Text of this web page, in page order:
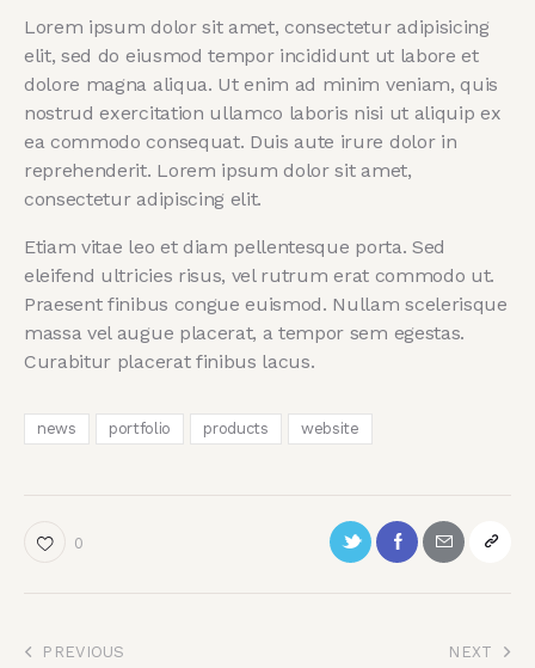
Lorem ipsum dolor sit amet, consectetur adipisicing
elit, sed do eiusmod tempor incididunt ut labore et
dolore magna aliqua. Ut enim ad minim veniam, quis
nostrud exercitation ullamco laboris nisi ut aliquip ex
ea commodo consequat. Duis aute irure dolor in
reprehenderit. Lorem ipsum dolor sit amet,
consectetur adipiscing elit.
Etiam vitae leo et diam pellentesque porta. Sed
eleifend ultricies risus, vel rutrum erat commodo ut.
Praesent finibus congue euismod. Nullam scelerisque
massa vel augue placerat, a tempor sem egestas.
Curabitur placerat finibus lacus.
news portfolio products website
0
PREVIOUS NEXT